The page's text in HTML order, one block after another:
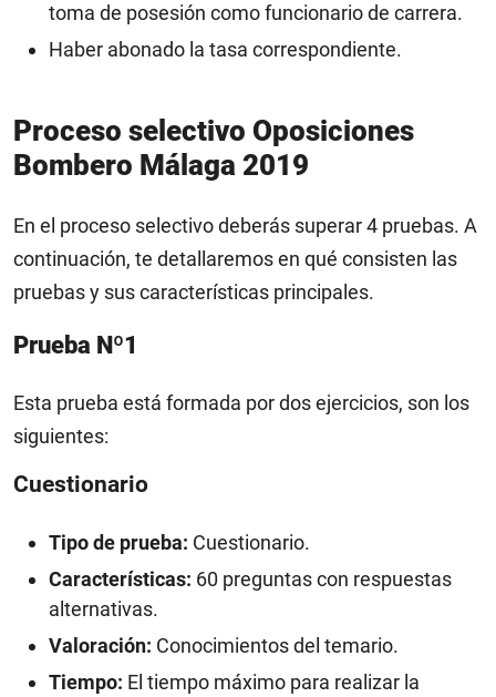
toma de posesión como funcionario de carrera.
Haber abonado la tasa correspondiente.
Proceso selectivo Oposiciones
Bombero Málaga 2019
En el proceso selectivo deberás superar 4 pruebas. A
continuación, te detallaremos en qué consisten las
pruebas y sus características principales.
Prueba Nº1
Esta prueba está formada por dos ejercicios, son los
siguientes:
Cuestionario
Tipo de prueba: Cuestionario.
Características: 60 preguntas con respuestas
alternativas.
Valoración: Conocimientos del temario.
Tiempo: El tiempo máximo para realizar la